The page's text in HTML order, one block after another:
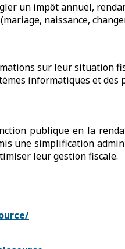
un impôt annuel,
naissance,
sur leur situation
informatiques et
publique en la
une simplification
leur gestion fiscale.